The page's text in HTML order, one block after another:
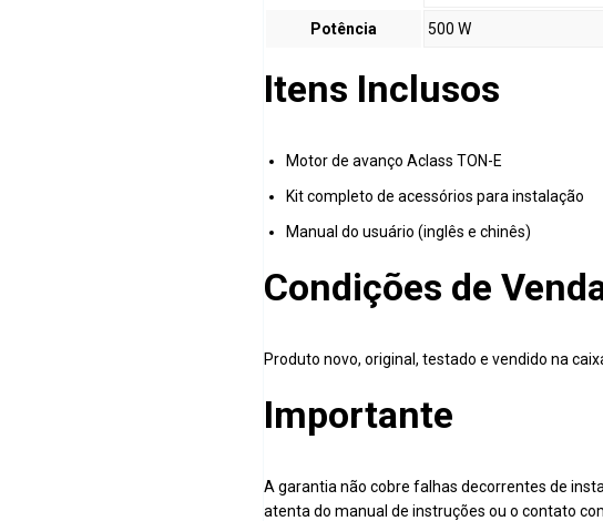
Potência 500 W
Itens Inclusos
Motor de avanço Aclass TON-E
Kit completo de acessórios para instalação
Manual do usuário (inglês e chinês)
Condições de
Produto novo, original, testado e vendido na
Importante
A garantia não cobre falhas decorrentes de
atenta do manual de instruções ou o contato